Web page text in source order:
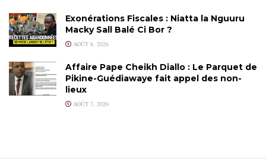
Exonérations Fiscales : Niatta la Nguuru
Macky Sall Balé Ci Bor ?
AOÛT 8, 2026
Affaire Pape Cheikh Diallo : Le Parquet de
Pikine-Guédiawaye fait appel des non-
lieux
AOÛT 7, 2026